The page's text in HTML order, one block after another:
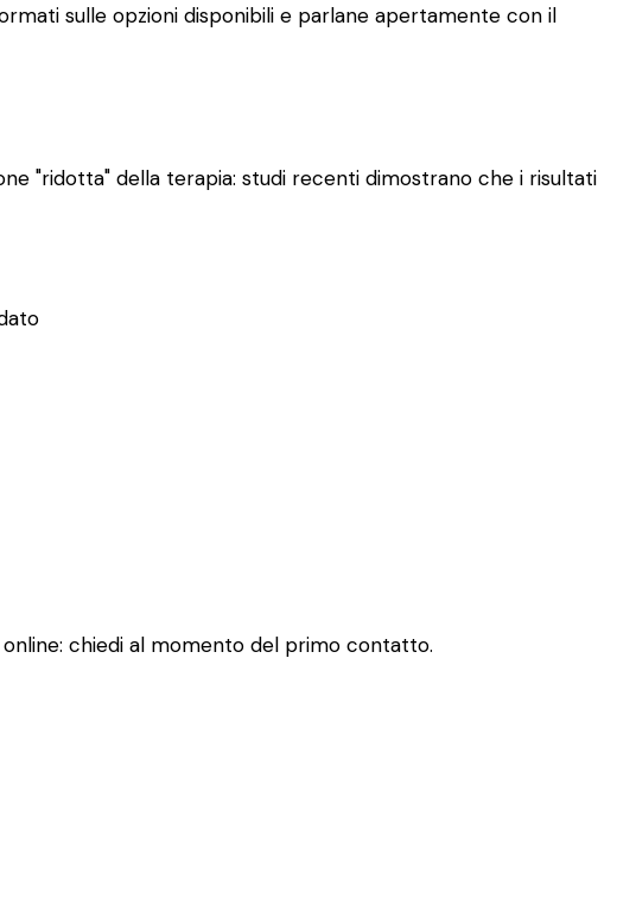
sulle opzioni disponibili e parlane apertamente con il
"ridotta" della terapia: studi recenti dimostrano che i risultati
chiedi al momento del primo contatto.